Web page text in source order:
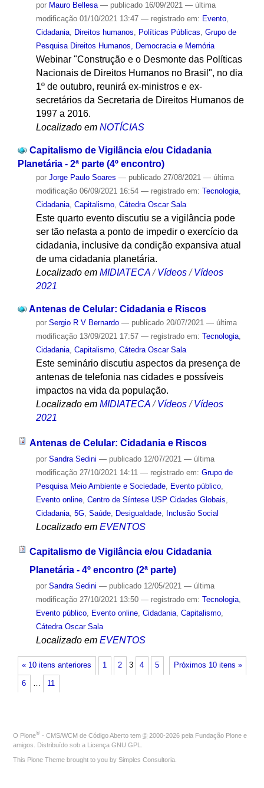
por Mauro Bellesa — publicado16/09/2021 — última
modificação01/10/2021 13:47 — registrado em: Evento,
Cidadania, Direitos humanos, Políticas Públicas, Grupo de
Pesquisa Direitos Humanos, Democracia e Memória
Webinar "Construção e o Desmonte das Políticas
Nacionais de Direitos Humanos no Brasil", no dia
1º de outubro, reunirá ex-ministros e ex-
secretários da Secretaria de Direitos Humanos de
1997 a 2016.
Localizado em NOTÍCIAS
Capitalismo de Vigilância e/ou Cidadania
Planetária - 2ª parte (4º encontro)
por Jorge Paulo Soares — publicado27/08/2021 — última
modificação06/09/2021 16:54 — registrado em: Tecnologia,
Cidadania, Capitalismo, Cátedra Oscar Sala
Este quarto evento discutiu se a vigilância pode
ser tão nefasta a ponto de impedir o exercício da
cidadania, inclusive da condição expansiva atual
de uma cidadania planetária.
Localizado em MIDIATECA /Vídeos /Vídeos
2021
Antenas de Celular: Cidadania e Riscos
por Sergio R V Bernardo — publicado20/07/2021 — última
modificação13/09/2021 17:57 — registrado em: Tecnologia,
Cidadania, Capitalismo, Cátedra Oscar Sala
Este seminário discutiu aspectos da presença de
antenas de telefonia nas cidades e possíveis
impactos na vida da população.
Localizado em MIDIATECA /Vídeos /Vídeos
2021
Antenas de Celular: Cidadania e Riscos
por Sandra Sedini — publicado12/07/2021 — última
modificação27/10/2021 14:11 — registrado em: Grupo de
Pesquisa Meio Ambiente e Sociedade, Evento público,
Evento online, Centro de Síntese USP Cidades Globais
Cidadania, 5G, Saúde, Desigualdade, Inclusão Social
Localizado em EVENTOS
Capitalismo de Vigilância e/ou Cidadania
Planetária - 4º encontro (2ª parte)
por Sandra Sedini — publicado12/05/2021 — última
modificação27/10/2021 13:50 — registrado em: Tecnologia,
Evento público, Evento online, Cidadania, Capitalismo,
Cátedra Oscar Sala
Localizado em EVENTOS
« 10 itens anteriores Próximos 10 itens »
1 2 3 4 5
6 … 11
O Plone® - CMS/WCM de Código Aberto tem © 2000-2026 pela Fundação Plone e
amigos. Distribuído sob a Licença GNU GPL
This Plone Theme brought to you by Simples Consultoria